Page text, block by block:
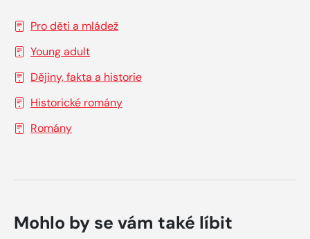
Pro děti a mládež
Young adult
Dějiny, fakta a historie
Historické romány
Romány
Mohlo by se vám také líbit